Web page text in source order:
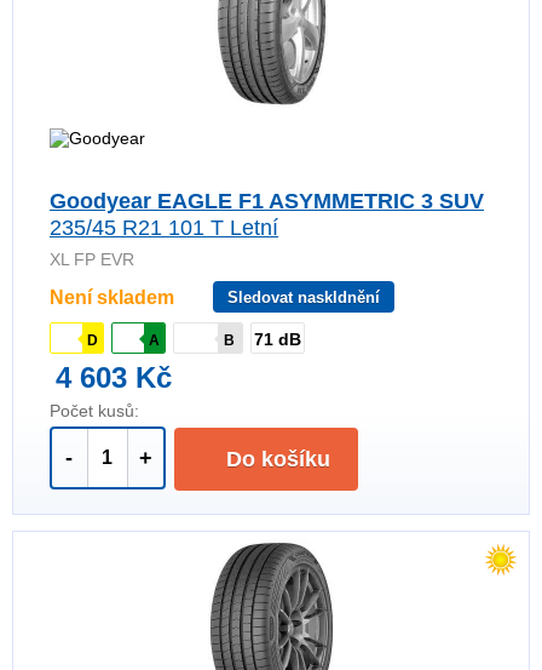
Goodyear EAGLE F1 ASYMMETRIC 3 SUV
235/45 R21 101 T Letní
XL FP EVR
Není skladem Sledovat naskldnění
D A B 71 dB
4 603 Kč
Počet kusů:
- + Do košíku